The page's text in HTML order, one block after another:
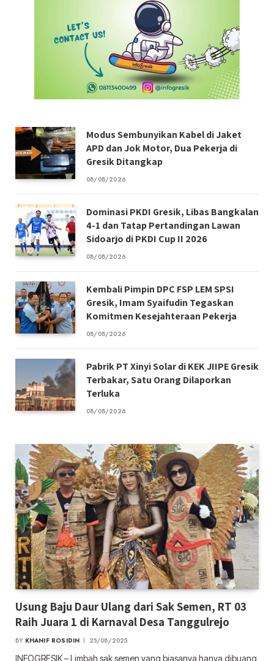
Modus Sembunyikan Kabel di Jaket
APD dan Jok Motor, Dua Pekerja di
Gresik Ditangkap
08/08/2026
Dominasi PKDI Gresik, Libas Bangkalan
4-1 dan Tatap Pertandingan Lawan
Sidoarjo di PKDI Cup II 2026
08/08/2026
Kembali Pimpin DPC FSP LEM SPSI
Gresik, Imam Syaifudin Tegaskan
Komitmen Kesejahteraan Pekerja
08/08/2026
Pabrik PT Xinyi Solar di KEK JIIPE Gresik
Terbakar, Satu Orang Dilaporkan
Terluka
08/08/2026
Usung Baju Daur Ulang dari Sak Semen, RT 03
Raih Juara 1 di Karnaval Desa Tanggulrejo
BY KHANIF ROSIDIN 25/08/2025
INFOGRESIK – Limbah sak semen yang biasanya hanya dibuang